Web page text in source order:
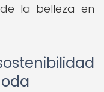
la belleza en